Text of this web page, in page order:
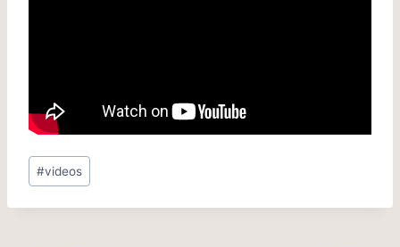
Post
Tags:
#videos